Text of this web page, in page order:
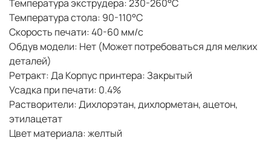
Температура экструдера: 230-260°С
Температура стола: 90-110°С
Скорость печати: 40-60 мм/с
Обдув модели: Нет (Может потребоваться для мелких
деталей)
Ретракт: Да Корпус принтера: Закрытый
Усадка при печати: 0.4%
Растворители: Дихлорэтан, дихлорметан, ацетон,
этилацетат
Цвет материала: желтый